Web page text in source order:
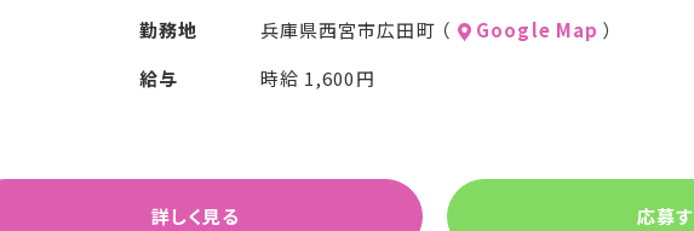
勤務地 兵庫県西宮市広田町 （ Google Map ）
給与
時給 1,600円
詳しく見る 応募